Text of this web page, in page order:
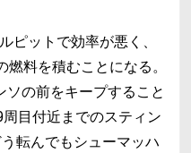
ットで効率が悪く、
料を積むことになる。
の前をキープすること
目付近までのスティン
転んでもシューマッハ